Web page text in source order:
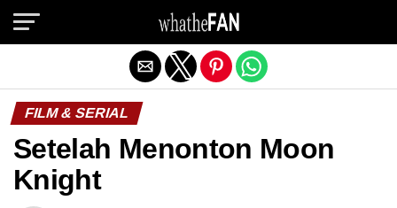
FILM & SERIAL
Setelah Menonton Moon
Knight
Exit mobile version